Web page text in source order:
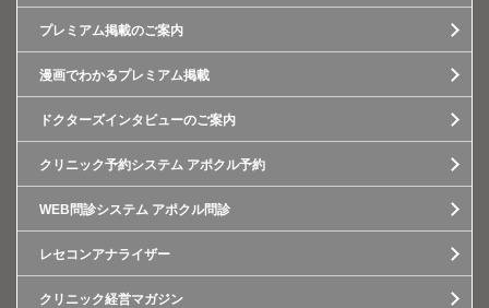
プレミアム掲載のご案内
漫画でわかるプレミアム掲載
ドクターズインタビューのご案内
クリニック予約システム アポクル予約
WEB問診システム アポクル問診
レセコンアナライザー
クリニック経営マガジン